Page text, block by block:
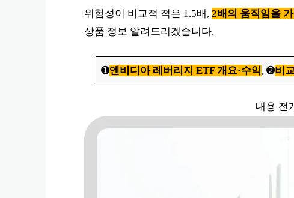
위험성이 비교적 적은 1.5배, 2배의 움직임을
상품 정보 알려드리겠습니다.
➊엔비디아 레버리지 ETF 개요·수익, ➋비
내용 전